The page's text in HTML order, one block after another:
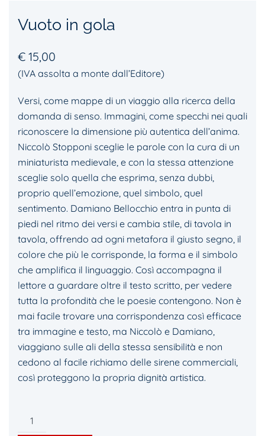
Vuoto in gola
€ 15,00
(IVA assolta a monte dall’Editore)
Versi, come mappe di un viaggio alla ricerca della
domanda di senso. Immagini, come specchi nei quali
riconoscere la dimensione più autentica dell’anima.
Niccolò Stopponi sceglie le parole con la cura di un
miniaturista medievale, e con la stessa attenzione
sceglie solo quella che esprima, senza dubbi,
proprio quell’emozione, quel simbolo, quel
sentimento. Damiano Bellocchio entra in punta di
piedi nel ritmo dei versi e cambia stile, di tavola in
tavola, offrendo ad ogni metafora il giusto segno, il
colore che più le corrisponde, la forma e il simbolo
che amplifica il linguaggio. Così accompagna il
lettore a guardare oltre il testo scritto, per vedere
tutta la profondità che le poesie contengono. Non è
mai facile trovare una corrispondenza così efficace
tra immagine e testo, ma Niccolò e Damiano,
viaggiano sulle ali della stessa sensibilità e non
cedono al facile richiamo delle sirene commerciali,
così proteggono la propria dignità artistica.
Vuoto